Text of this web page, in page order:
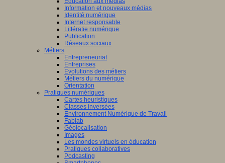
Information et nouveaux médias
Identité numérique
Internet responsable
Littératie numérique
Publication
Réseaux sociaux
Métiers
Entrepreneuriat
Entreprises
Evolutions des métiers
Métiers du numérique
Orientation
Pratiques numériques
Cartes heuristiques
Classes inversées
Environnement Numérique de Travail
Fablab
Géolocalisation
Images
Les mondes virtuels en éducation
Pratiques collaboratives
Podcasting